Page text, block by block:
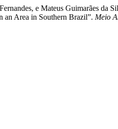
e Mateus Guimarães da
Area in Southern Brazil”. Meio